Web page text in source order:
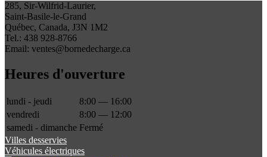
285, Sir-Wilfrid-Laurier,
Saint-Basile-le-Grand
Québec, Canada, J3N 1M2
Tel.: 438 928-8766
Email: ventes@bornedecharge.ca
Heures d'ouverture
lundi - jeudi
8:00 — 16:00
vendredi
8:00 — 12:00
samedi - dimanche Fermé
Villes desservies
Véhicules électriques